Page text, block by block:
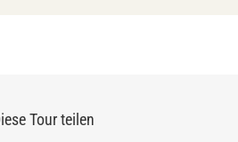
Tour teilen